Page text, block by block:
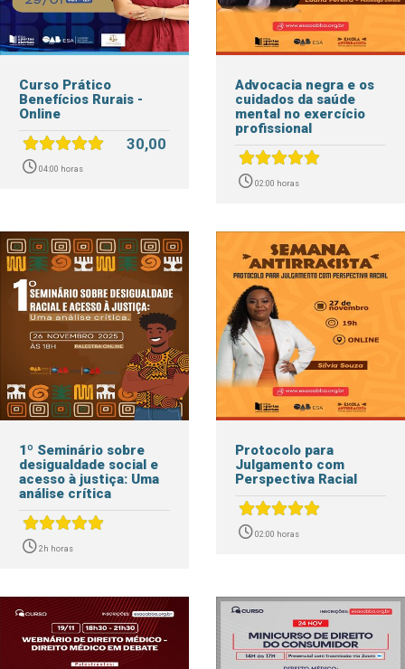
Curso Prático
Benefícios Rurais -
Online
04:00 horas
30,00
Advocacia negra e os
cuidados da saúde
mental no exercício
profissional
02:00 horas
1º Seminário sobre
desigualdade social e
acesso à justiça: Uma
análise crítica
2h horas
Protocolo para
Julgamento com
Perspectiva Racial
02:00 horas